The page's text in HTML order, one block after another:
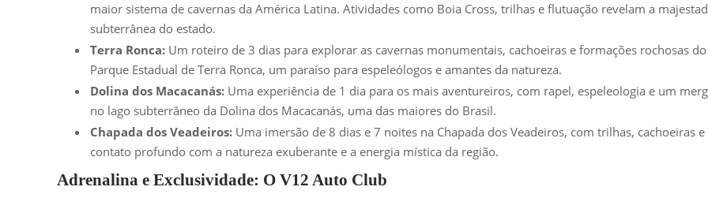
maior sistema de cavernas da América Latina. Atividades como Boia Cross, trilhas e flutuação revelam a
subterrânea do estado.
Terra Ronca: Um roteiro de 3 dias para explorar as cavernas monumentais, cachoeiras e formações rochosas do
Parque Estadual de Terra Ronca, um paraíso para espeleólogos e amantes da natureza.
Dolina dos Macacanás: Uma experiência de 1 dia para os mais aventureiros, com rapel, espeleologia e um
no lago subterrâneo da Dolina dos Macacanás, uma das maiores do Brasil.
Chapada dos Veadeiros: Uma imersão de 8 dias e 7 noites na Chapada dos Veadeiros, com trilhas, cachoeiras e
contato profundo com a natureza exuberante e a energia mística da região.
Adrenalina e Exclusividade: O V12 Auto Club